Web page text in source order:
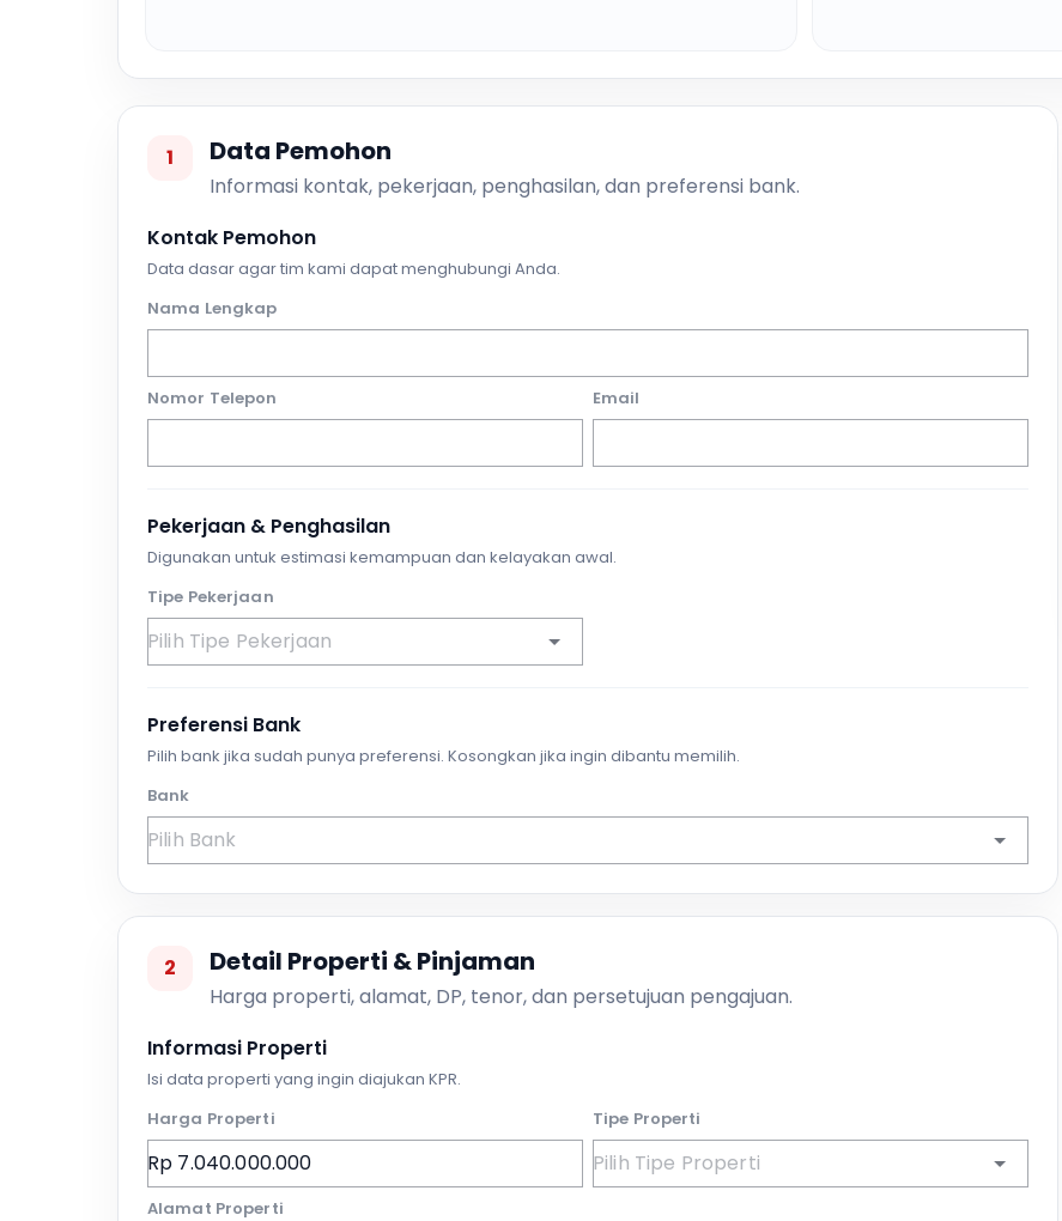
1 Data Pemohon
Informasi kontak, pekerjaan, penghasilan, dan preferensi bank.
Kontak Pemohon
Data dasar agar tim kami dapat menghubungi Anda.
Nama Lengkap
Nomor Telepon Email
Pekerjaan & Penghasilan
Digunakan untuk estimasi kemampuan dan kelayakan awal.
Tipe Pekerjaan
Preferensi Bank
Pilih bank jika sudah punya preferensi. Kosongkan jika ingin dibantu memilih.
Bank
2 Detail Properti & Pinjaman
Harga properti, alamat, DP, tenor, dan persetujuan pengajuan.
Informasi Properti
Isi data properti yang ingin diajukan KPR.
Harga Properti
Tipe Properti
Alamat Properti